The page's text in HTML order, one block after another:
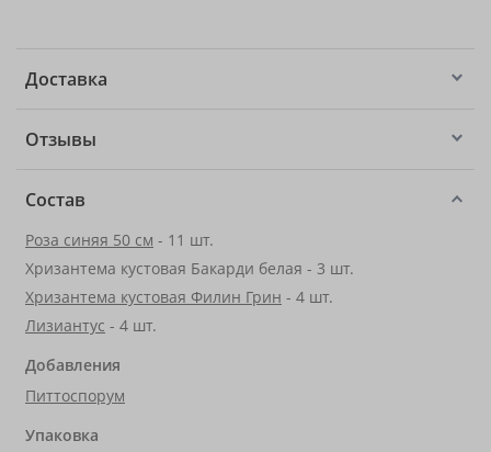
Доставка
Отзывы
Состав
Роза синяя 50 см - 11 шт.
Хризантема кустовая Бакарди белая - 3 шт.
Хризантема кустовая Филин Грин - 4 шт.
Лизиантус - 4 шт.
Добавления
Питтоспорум
Упаковка